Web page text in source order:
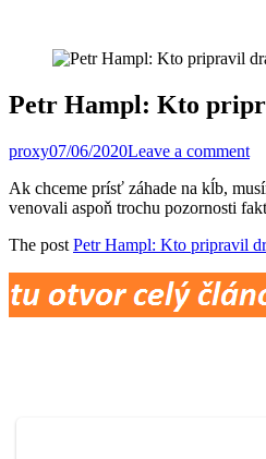
Petr Hampl: Kto
proxy07/06/2020Leave a comment
Ak chceme prísť záhade na kĺb,
venovali aspoň trochu pozornosti
The post Petr Hampl: Kto pripravil